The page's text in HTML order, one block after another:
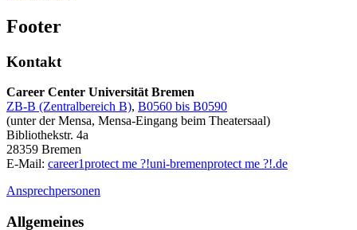
Footer
Kontakt
Career Center Universität Bremen
ZB-B (Zentralbereich B), B0560 bis B0590
(unter der Mensa, Mensa-Eingang beim Theatersaal)
Bibliothekstr. 4a
28359 Bremen
E-Mail: career1protect me ?!uni-bremenprotect me ?!.de
Ansprechpersonen
Allgemeines